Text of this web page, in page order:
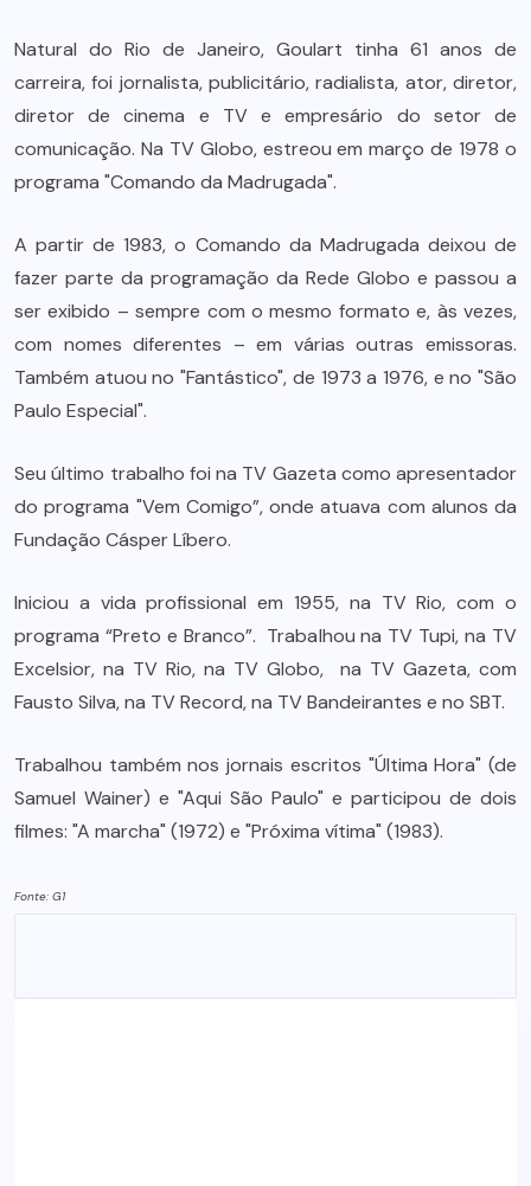
Natural do Rio de Janeiro, Goulart tinha 61 anos de
carreira, foi jornalista, publicitário, radialista, ator, diretor,
diretor de cinema e TV e empresário do setor de
comunicação. Na TV Globo, estreou em março de 1978 o
programa "Comando da Madrugada".
A partir de 1983, o Comando da Madrugada deixou de
fazer parte da programação da Rede Globo e passou a
ser exibido – sempre com o mesmo formato e, às vezes,
com nomes diferentes – em várias outras emissoras.
Também atuou no "Fantástico", de 1973 a 1976, e no "São
Paulo Especial".
Seu último trabalho foi na TV Gazeta como apresentador
do programa "Vem Comigo”, onde atuava com alunos da
Fundação Cásper Líbero.
Iniciou a vida profissional em 1955, na TV Rio, com o
programa “Preto e Branco”. Trabalhou na TV Tupi, na TV
Excelsior, na TV Rio, na TV Globo, na TV Gazeta, com
Fausto Silva, na TV Record, na TV Bandeirantes e no SBT.
Trabalhou também nos jornais escritos "Última Hora" (de
Samuel Wainer) e "Aqui São Paulo" e participou de dois
filmes: "A marcha" (1972) e "Próxima vítima" (1983).
Fonte: G1